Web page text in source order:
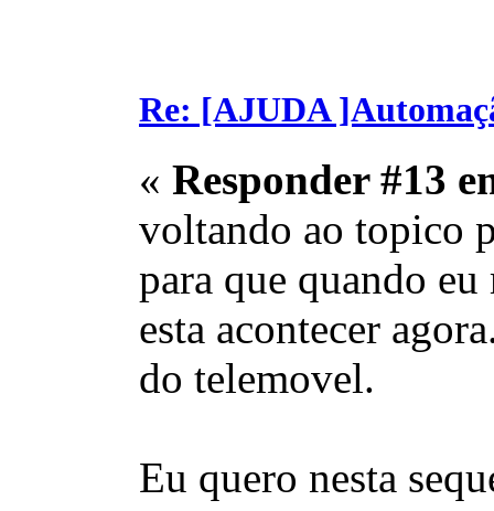
Re: [AJUDA
« Responder #13
voltando ao topico
para que quando
esta acontecer
do telemovel.
Eu quero nesta